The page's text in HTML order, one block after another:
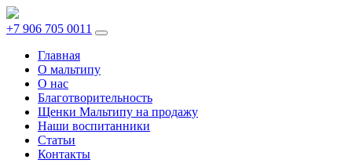
+7 906 705 0011
Главная
О мальтипу
О нас
Благотворительность
Щенки Мальтипу на продажу
Наши воспитанники
Статьи
Контакты